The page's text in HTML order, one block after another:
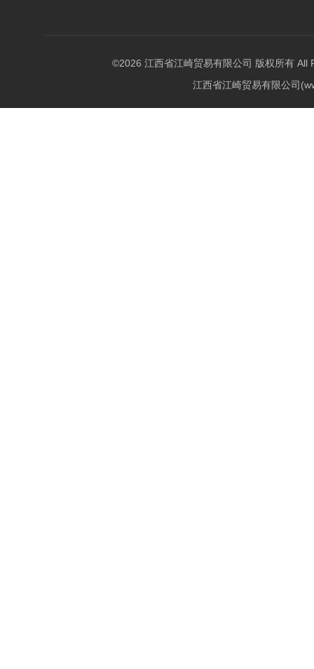
©2026 江西省江崎贸易有限公司 版权所有 All
江西省江崎贸易有限公司